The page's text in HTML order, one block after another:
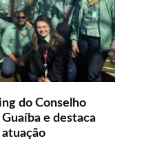
do Conselho
e destaca